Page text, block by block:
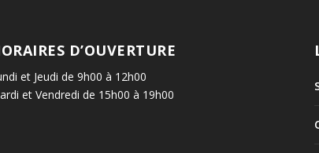
D’OUVERTURE
et Jeudi de 9h00 à 12h00
et Vendredi de 15h00 à 19h00